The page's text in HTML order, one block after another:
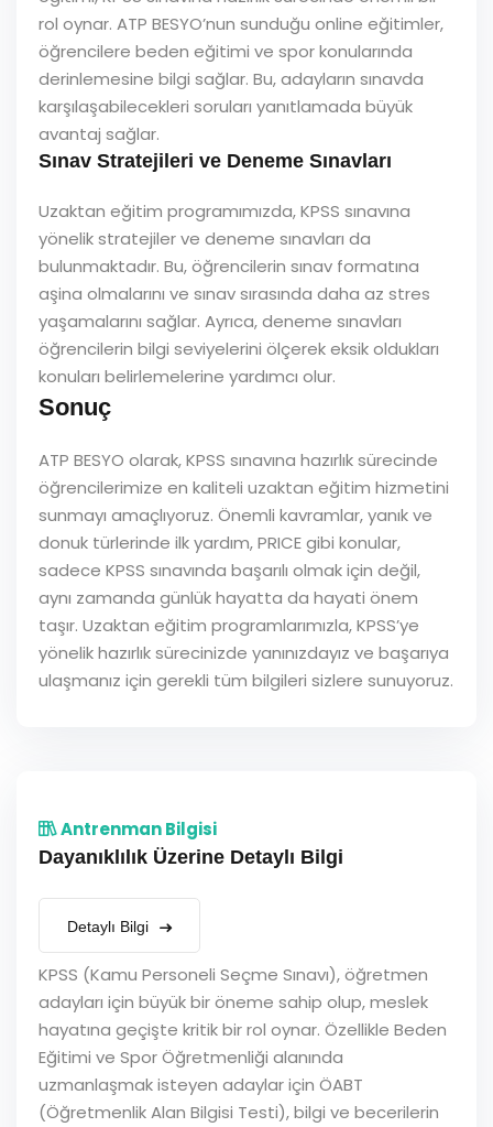
rol oynar. ATP BESYO’nun sunduğu online eğitimler,
öğrencilere beden eğitimi ve spor konularında
derinlemesine bilgi sağlar. Bu, adayların sınavda
karşılaşabilecekleri soruları yanıtlamada büyük
avantaj sağlar.
Sınav Stratejileri ve Deneme Sınavları
Uzaktan eğitim programımızda, KPSS sınavına
yönelik stratejiler ve deneme sınavları da
bulunmaktadır. Bu, öğrencilerin sınav formatına
aşina olmalarını ve sınav sırasında daha az stres
yaşamalarını sağlar. Ayrıca, deneme sınavları
öğrencilerin bilgi seviyelerini ölçerek eksik oldukları
konuları belirlemelerine yardımcı olur.
Sonuç
ATP BESYO olarak, KPSS sınavına hazırlık sürecinde
öğrencilerimize en kaliteli uzaktan eğitim hizmetini
sunmayı amaçlıyoruz. Önemli kavramlar, yanık ve
donuk türlerinde ilk yardım, PRICE gibi konular,
sadece KPSS sınavında başarılı olmak için değil,
aynı zamanda günlük hayatta da hayati önem
taşır. Uzaktan eğitim programlarımızla, KPSS’ye
yönelik hazırlık sürecinizde yanınızdayız ve başarıya
ulaşmanız için gerekli tüm bilgileri sizlere sunuyoruz.
Antrenman Bilgisi
Dayanıklılık Üzerine Detaylı Bilgi
Detaylı Bilgi
KPSS (Kamu Personeli Seçme Sınavı), öğretmen
adayları için büyük bir öneme sahip olup, meslek
hayatına geçişte kritik bir rol oynar. Özellikle Beden
Eğitimi ve Spor Öğretmenliği alanında
uzmanlaşmak isteyen adaylar için ÖABT
(Öğretmenlik Alan Bilgisi Testi), bilgi ve becerilerin